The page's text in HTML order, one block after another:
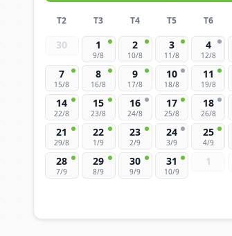
T2 T3 T4 T5 T6
30 1
9/8
2
10/8
3
11/8
4
12/8
7
15/8
8
16/8
9
17/8
10
18/8
11
19/8
14
22/8
15
23/8
16
24/8
17
25/8
18
26/8
21
29/8
22
1/9
23
2/9
24
3/9
25
4/9
28
7/9
29
8/9
30
9/9
31
10/9
1